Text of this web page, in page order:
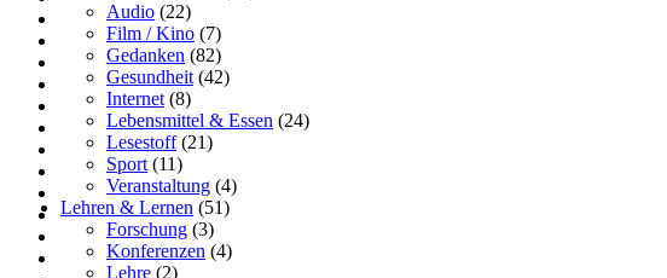
Audio (22)
Film / Kino (7)
Gedanken (82)
Gesundheit (42)
Internet (8)
Lebensmittel & Essen (24)
Lesestoff(21)
Sport (11)
Veranstaltung (4)
Lehren & Lernen (51)
Forschung (3)
Konferenzen (4)
Lehre (2)